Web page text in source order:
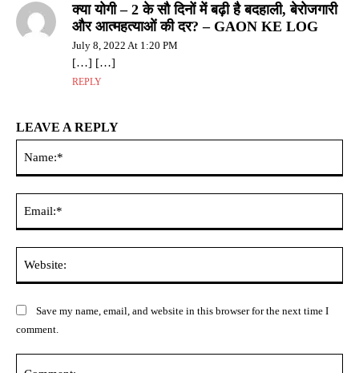
क्या योगी – 2 के सौ दिनों में बढ़ी है बदहाली, बेरोजगारी
और आत्महत्याओं की दर? – GAON KE LOG
July 8, 2022 At 1:20 PM
[…] […]
REPLY
LEAVE A REPLY
Save my name, email, and website in this browser for the next time I
comment.